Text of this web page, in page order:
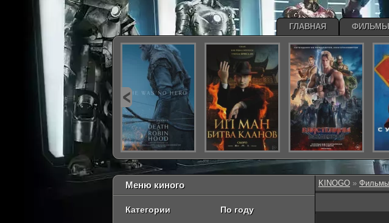
KINOGO » Фильмы
Меню киного
Категории По году
ГЛАВНАЯ ФИЛЬМЫ